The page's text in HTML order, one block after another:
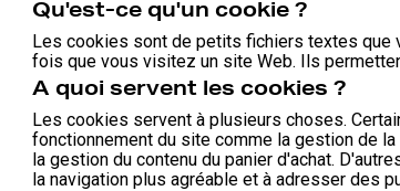
CLUB
ONS
Qu'est-ce qu'un cookie ?
Les cookies sont de petits fichiers textes que
fois que vous visitez un site Web. Ils
A quoi servent les cookies ?
Les cookies servent à plusieurs choses.
fonctionnement du site comme la gestion de
la gestion du contenu du panier d'achat.
la navigation plus agréable et à adresser des